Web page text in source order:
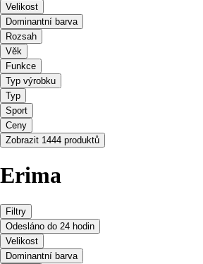
Velikost
Dominantní barva
Rozsah
Věk
Funkce
Typ výrobku
Typ
Sport
Ceny
Zobrazit 1444 produktů
Erima
Filtry
Odesláno do 24 hodin
Velikost
Dominantní barva